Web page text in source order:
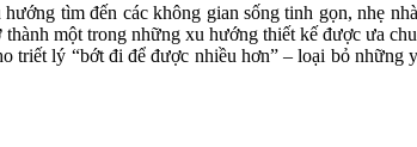
tìm đến các không gian sống tinh gọn, nhẹ
một trong những xu hướng thiết kế được ưa
triết lý “bớt đi để được nhiều hơn” – loại bỏ những